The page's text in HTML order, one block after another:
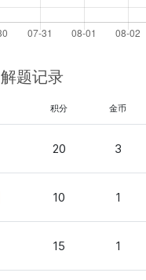
解题记录
积分 金币
20 3
10 1
15 1